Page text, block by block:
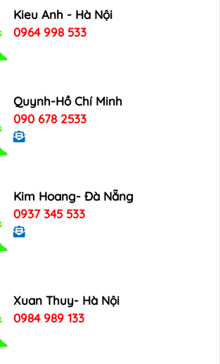
Kieu Anh - Hà Nội
0964 998 533
Quynh-Hồ Chí Minh
090 678 2533
Kim Hoang- Đà Nẵng
0937 345 533
Xuan Thuy- Hà Nội
0984 989 133